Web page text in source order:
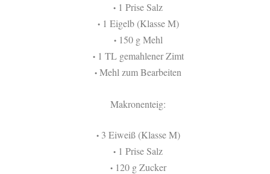
• 1 Prise Salz
•1 Eigelb (Klasse M)
•150 g Mehl
•1 TL gemahlener Zimt
• Mehl zum Bearbeiten
Makronenteig:
•3 Eiweiß (Klasse M)
• 1 Prise Salz
•120 g Zucker